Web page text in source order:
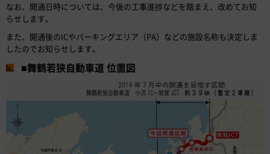
なお、開通日時については、今後の工事進捗などを踏まえ、改めてお知
らせします。
また、開通後のICやパーキングエリア（PA）などの施設名称も決定しま
したのでお知らせします。
■舞鶴若狭自動車道 位置図